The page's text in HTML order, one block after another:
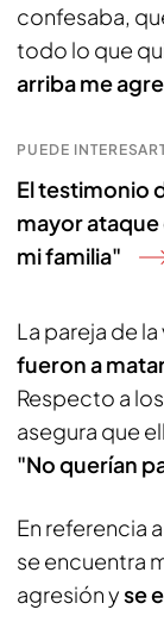
confesaba,
todo lo que
arriba me
PUEDE
El testimonio
mayor
mi familia"
La pareja de
fueron a
Respecto a
asegura que
"No querían
En referencia
se encuentra
agresión yse